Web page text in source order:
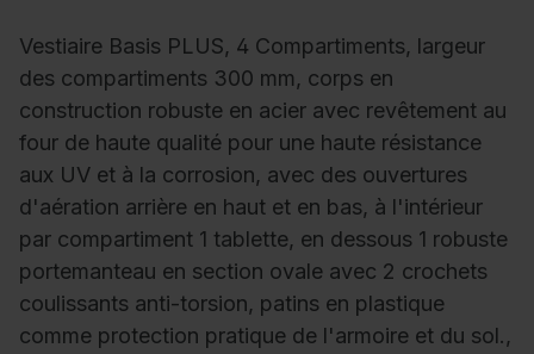
Vestiaire Basis PLUS, 4 Compartiments, largeur
des compartiments 300 mm, corps en
construction robuste en acier avec revêtement au
four de haute qualité pour une haute résistance
aux UV et à la corrosion, avec des ouvertures
d'aération arrière en haut et en bas, à l'intérieur
par compartiment 1 tablette, en dessous 1 robuste
portemanteau en section ovale avec 2 crochets
coulissants anti-torsion, patins en plastique
comme protection pratique de l'armoire et du sol.,